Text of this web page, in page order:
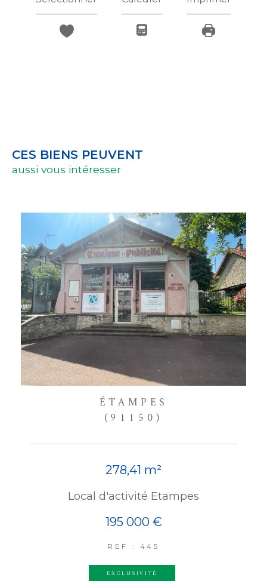
CES BIENS PEUVENT
aussi vous intéresser
ÉTAMPES
(91150)
278,41 m²
Local d'activité Etampes
195 000 €
REF : 445
EXCLUSIVITÉ